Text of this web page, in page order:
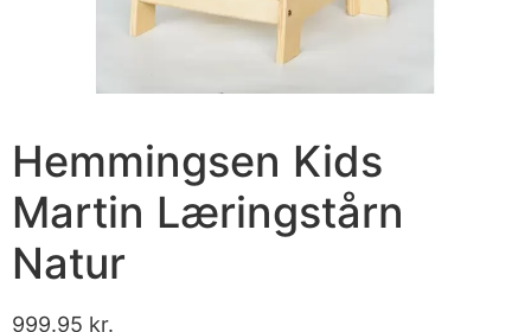
Hemmingsen Kids
Martin Læringstårn
Natur
999.95 kr.